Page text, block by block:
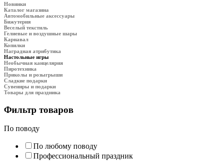
Новинки
Каталог магазина
Автомобильные аксессуары
Бижутерия
Веселый текстиль
Гелиевые и воздушные шары
Карнавал
Копилки
Наградная атрибутика
Настольные игры
Необычная канцелярия
Пиротехника
Приколы и розыгрыши
Сладкие подарки
Сувениры и подарки
Товары для праздника
Фильтр товаров
По поводу
По любому поводу
Профессиональный праздник